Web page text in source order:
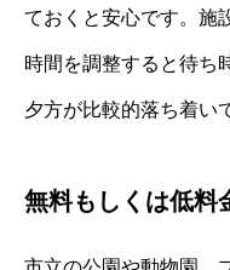
ておくと安心です。施
時間を調整すると待ち
夕方が比較的落ち着い
無料もしくは低料